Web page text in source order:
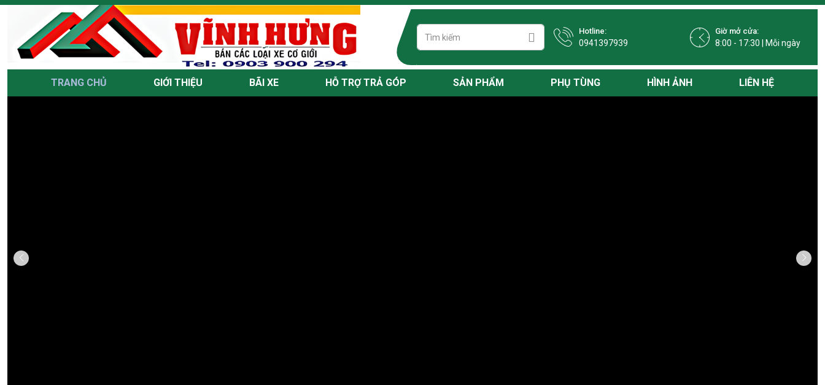
Hotline:
0941397939
Giờ mở cửa:
8:00 - 17:30 | Mỗi ngày
TRANG CHỦ GIỚI THIỆU BÃI XE HỖ TRỢ TRẢ GÓP SẢN PHẨM PHỤ TÙNG HÌNH ẢNH LIÊN HỆ